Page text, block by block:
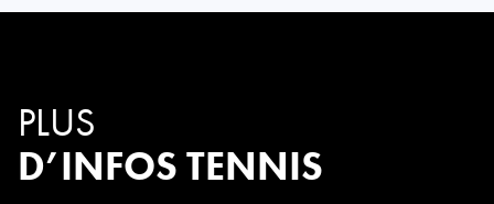
PLUS
D’INFOS TENNIS